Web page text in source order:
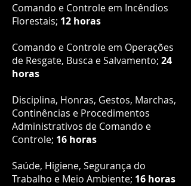
Comando e Controle em Incêndios
Florestais; 12 horas
Comando e Controle em Operações
de Resgate, Busca e Salvamento; 24
horas
Disciplina, Honras, Gestos, Marchas,
Continências e Procedimentos
Administrativos de Comando e
Controle; 16 horas
Saúde, Higiene, Segurança do
Trabalho e Meio Ambiente; 16 horas